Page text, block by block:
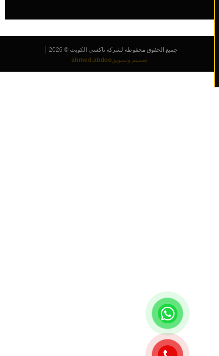
جميع الحقوق محفوظة لشركة تاكسي الكويت © 2026 |
تصميم وتسويقahmed.abdoo